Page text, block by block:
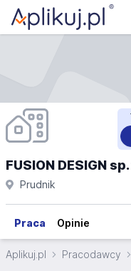
FUSION DESIGN
Prudnik
Praca Opinie
Aplikuj.pl Pracodawcy